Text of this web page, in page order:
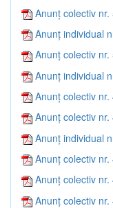
Anunț colectiv
Anunț individual
Anunț colectiv
Anunț individual
Anunț colectiv
Anunț colectiv
Anunț individual
Anunț colectiv
Anunț colectiv
Anunț colectiv